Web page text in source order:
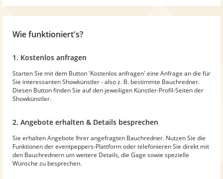
Wie funktioniert's?
1. Kostenlos anfragen
Starten Sie mit dem Button 'Kostenlos anfragen' eine Anfrage an die für
Sie interessanten Showkünstler - also z. B. bestimmte Bauchredner.
Diesen Button finden Sie auf den jeweiligen Künstler-Profil-Seiten der
Showkünstler.
2. Angebote erhalten & Details besprechen
Sie erhalten Angebote Ihrer angefragten Bauchredner. Nutzen Sie die
Funktionen der eventpeppers-Plattform oder telefonieren Sie direkt mit
den Bauchrednern um weitere Details, die Gage sowie spezielle
Wünsche zu besprechen.